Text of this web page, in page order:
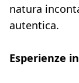
natura
autentica.
Esperienze